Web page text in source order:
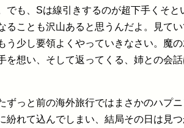
でも、Sは線引きするのが超下手くそと
ることも沢山あると思うんだよ。見て
う少し要領よくやっていきなさい。魔
を想い、そして返ってくる、姉との会
ずっと前の海外旅行ではまさかのハプ
紛れて込んでしまい、結局その日は見